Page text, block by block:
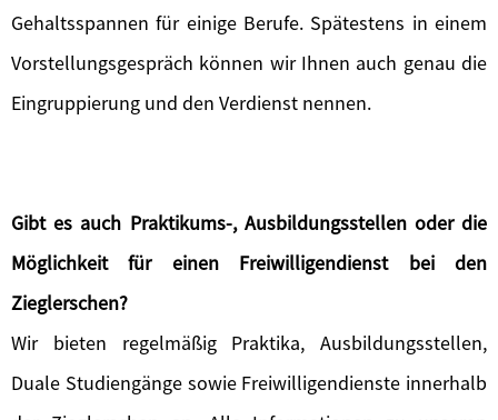
Gehaltsspannen für einige Berufe. Spätestens in einem
Vorstellungsgespräch können wir Ihnen auch genau die
Eingruppierung und den Verdienst nennen.
Gibt es auch Praktikums-, Ausbildungsstellen oder die
Möglichkeit für einen Freiwilligendienst bei den
Zieglerschen?
Wir bieten regelmäßig Praktika, Ausbildungsstellen,
Duale Studiengänge sowie Freiwilligendienste innerhalb